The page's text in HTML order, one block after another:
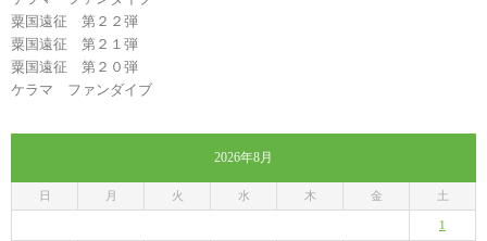
粟国遠征 第２２弾
粟国遠征 第２１弾
粟国遠征 第２０弾
ケラマ ファンダイブ
2026年8月
日 月 火 水 木 金 土
1